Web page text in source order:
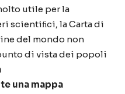
utile per la
scientiﬁci, la Carta di
del mondo non
di vista dei popoli
una mappa